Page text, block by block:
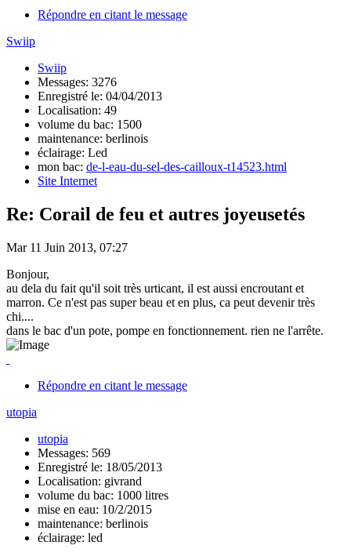
Répondre en citant le message
Swiip
Swiip
Messages: 3276
Enregistré le: 04/04/2013
Localisation: 49
volume du bac: 1500
maintenance: berlinois
éclairage: Led
mon bac: de-l-eau-du-sel-des-cailloux-t14523.html
Site Internet
Re: Corail de feu et autres joyeusetés
Mar 11 Juin 2013, 07:27
Bonjour,
au dela du fait qu'il soit très urticant, il est aussi encroutant et
marron. Ce n'est pas super beau et en plus, ca peut devenir très
chi....
dans le bac d'un pote, pompe en fonctionnement. rien ne l'arrête.
Répondre en citant le message
utopia
utopia
Messages: 569
Enregistré le: 18/05/2013
Localisation: givrand
volume du bac: 1000 litres
mise en eau: 10/2/2015
maintenance: berlinois
éclairage: led